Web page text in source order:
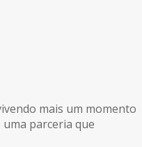
mais um momento
parceria que